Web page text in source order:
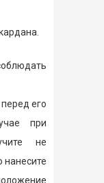
его
при
не
нанесите